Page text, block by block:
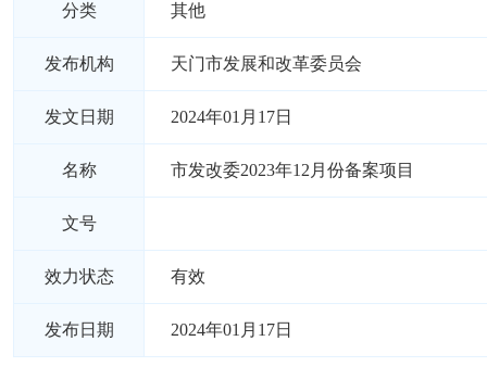
分类 其他
发布机构 天门市发展和改革委员会
发文日期 2024年01月17日
名称 市发改委2023年12月份备案项目
文号
效力状态 有效
发布日期 2024年01月17日